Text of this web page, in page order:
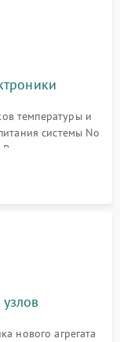
температуры и
системы No
или замена
нового агрегата